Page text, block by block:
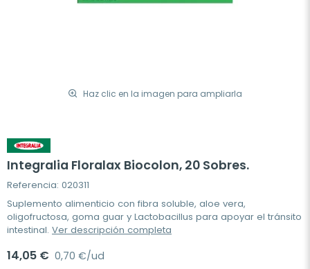
Haz clic en la imagen para ampliarla
Integralia Floralax Biocolon, 20 Sobres.
Referencia: 020311
Suplemento alimenticio con fibra soluble, aloe vera,
oligofructosa, goma guar y Lactobacillus para apoyar el tránsito
intestinal. Ver descripción completa
14,05 € 0,70 €/ud